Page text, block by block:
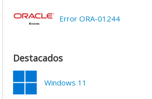
Error ORA-01244
Destacados
Windows 11